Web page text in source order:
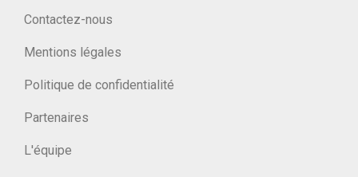
Contactez-nous
Mentions légales
Politique de confidentialité
Partenaires
L'équipe